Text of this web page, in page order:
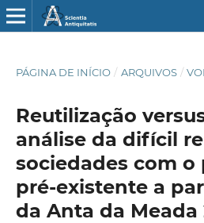
PÁGINA DE INÍCIO / ARQUIVOS /
Reutilização
análise da difícil
sociedades com
pré-existente a
da Anta da